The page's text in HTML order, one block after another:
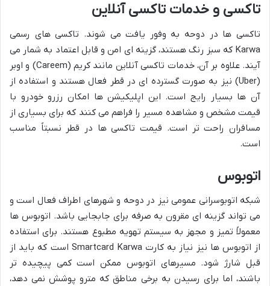
تاکسی و خدمات تاکسی آنلاین
تاکسی ها در دوحه به وفور یافت می شوند. تاکسی های رسمی
Karwa که سبز رنگ هستند، گزینه ای امن و قابل اعتماد به شمار می
آیند. علاوه بر آن، خدمات تاکسی آنلاین مانند کریم (Careem) و اوبر
(Uber) نیز به صورت گسترده ای در قطر فعال هستند و استفاده از
آن ها بسیار رایج است. این اپلیکیشن ها امکان رزرو خودرو با
قیمت مشخص و مشاهده مسیر را فراهم می کنند که برای بسیاری از
مسافران راحت تر است. قیمت تاکسی ها در قطر نسبتاً مناسب
است.
اتوبوس
شبکه اتوبوسرانی عمومی نیز در دوحه و شهرهای اطراف فعال است و
می تواند گزینه ای مقرون به صرفه برای جابجایی باشد. اتوبوس ها
معمولاً تمیز و مجهز به سیستم تهویه مطبوع هستند. برای استفاده
از اتوبوس ها نیز نیاز به کارت Smartcard Karwa است که باید از
قبل شارژ شود. مسیرهای اتوبوس ممکن است کمی پیچیده تر
باشند، اما برای رسیدن به برخی مناطق که مترو پوشش نمی دهد،